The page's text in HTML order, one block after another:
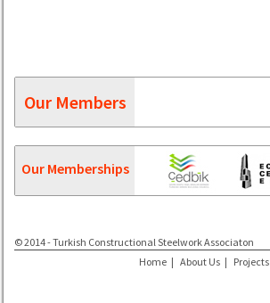
Our Members
Our Memberships
© 2014 - Turkish Constructional Steelwork Associaton
Home | About Us | Projects